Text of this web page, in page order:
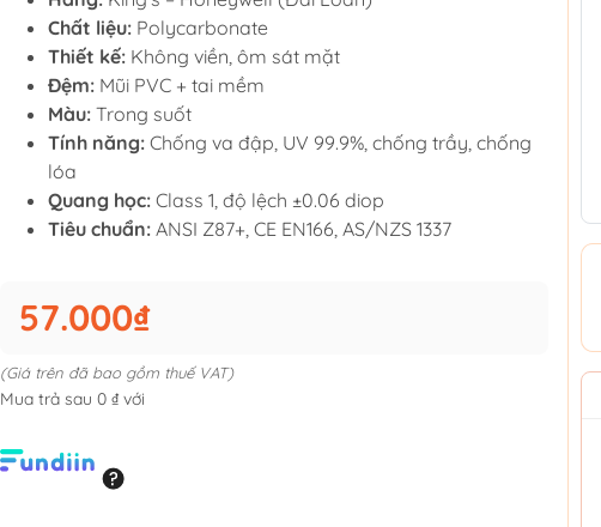
Chất liệu: Polycarbonate
Thiết kế: Không viền, ôm sát mặt
Đệm: Mũi PVC + tai mềm
Màu: Trong suốt
Tính năng: Chống va đập, UV 99.9%, chống trầy, chống
lóa
Quang học: Class 1, độ lệch ±0.06 diop
Tiêu chuẩn: ANSI Z87+, CE EN166, AS/NZS 1337
57.000₫
(Giá trên đã bao gồm thuế VAT)
Mua trả sau 0 ₫ với